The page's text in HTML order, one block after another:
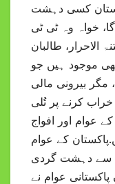
کسی دہشت
خواہ وہ ٹی ٹی
الاحرار، طالبان
موجود ہیں جو
مگر بیرونی مالی
خراب کرنے پر تُلی
عوام اور افواج
کے عوام
سے دہشت گردی
عوام نے